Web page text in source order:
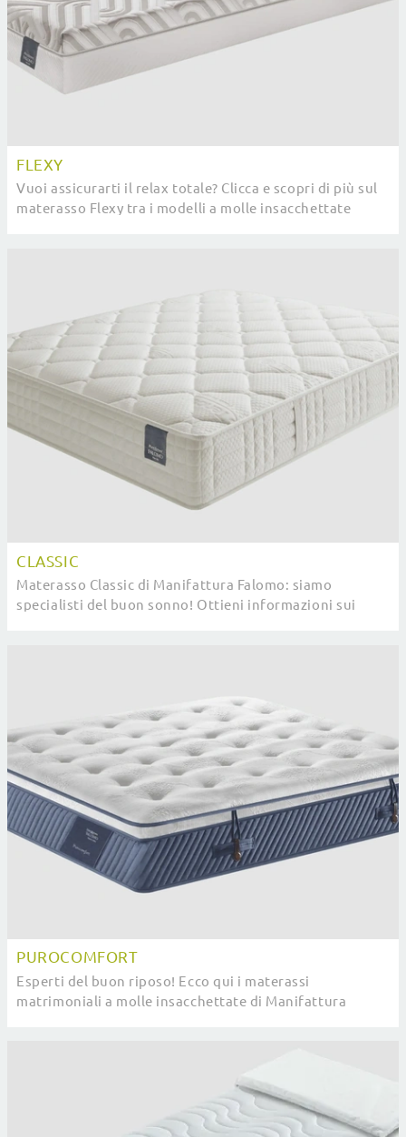
FLEXY
Vuoi assicurarti il relax totale? Clicca e scopri di più sul
materasso Flexy tra i modelli a molle insacchettate
CLASSIC
Materasso Classic di Manifattura Falomo: siamo
specialisti del buon sonno! Ottieni informazioni sui
PUROCOMFORT
Esperti del buon riposo! Ecco qui i materassi
matrimoniali a molle insacchettate di Manifattura